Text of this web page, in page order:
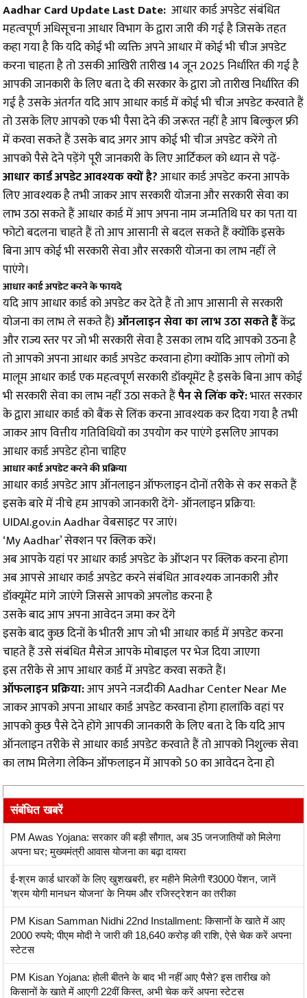
Aadhar Card Update Last Date: आधार कार्ड अपडेट संबंधित
महत्वपूर्ण अधिसूचना आधार विभाग के द्वारा जारी की गई है जिसके तहत
कहा गया है कि यदि कोई भी व्यक्ति अपने आधार में कोई भी चीज अपडेट
करना चाहता है तो उसकी आखिरी तारीख 14 जून 2025 निर्धारित की गई है
आपकी जानकारी के लिए बता दे की सरकार के द्वारा जो तारीख निर्धारित की
गई है उसके अंतर्गत यदि आप आधार कार्ड में कोई भी चीज अपडेट करवाते हैं
तो उसके लिए आपको एक भी पैसा देने की जरूरत नहीं है आप बिल्कुल फ्री
में करवा सकते हैं उसके बाद अगर आप कोई भी चीज अपडेट करेंगे तो
आपको पैसे देने पड़ेंगे पूरी जानकारी के लिए आर्टिकल को ध्यान से पढ़ें-
आधार कार्ड अपडेट आवश्यक क्यों है?आधार कार्ड अपडेट करना आपके
लिए आवश्यक है तभी जाकर आप सरकारी योजना और सरकारी सेवा का
लाभ उठा सकते हैं आधार कार्ड में आप अपना नाम जन्मतिथि घर का पता या
फोटो बदलना चाहते हैं तो आप आसानी से बदल सकते हैं क्योंकि इसके
बिना आप कोई भी सरकारी सेवा और सरकारी योजना का लाभ नहीं ले
पाएंगे।
आधार कार्ड अपडेट करने के फायदे
यदि आप आधार कार्ड को अपडेट कर देते हैं तो आप आसानी से सरकारी
योजना का लाभ ले सकते हैं}ऑनलाइन सेवा का लाभ उठा सकते हैंकेंद्र
और राज्य स्तर पर जो भी सरकारी सेवा है उसका लाभ यदि आपको उठना है
तो आपको अपना आधार कार्ड अपडेट करवाना होगा क्योंकि आप लोगों को
मालूम आधार कार्ड एक महत्वपूर्ण सरकारी डॉक्यूमेंट है इसके बिना आप कोई
भी सरकारी सेवा का लाभ नहीं उठा सकते हैंपैन से लिंक करें:भारत सरकार
के द्वारा आधार कार्ड को बैंक से लिंक करना आवश्यक कर दिया गया है तभी
जाकर आप वित्तीय गतिविधियों का उपयोग कर पाएंगे इसलिए आपका
आधार कार्ड अपडेट होना चाहिए
आधार कार्ड अपडेट करने की प्रक्रिया
आधार कार्ड अपडेट आप ऑनलाइन ऑफलाइन दोनों तरीके से कर सकते हैं
इसके बारे में नीचे हम आपको जानकारी देंगे- ऑनलाइन प्रक्रिया:
UIDAI.gov.in Aadhar वेबसाइट पर जाएं।
‘My Aadhar’ सेक्शन पर क्लिक करें।
अब आपके यहां पर आधार कार्ड अपडेट के ऑप्शन पर क्लिक करना होगा
अब आपसे आधार कार्ड अपडेट करने संबंधित आवश्यक जानकारी और
डॉक्यूमेंट मांगे जाएंगे जिससे आपको अपलोड करना है
उसके बाद आप अपना आवेदन जमा कर देंगे
इसके बाद कुछ दिनों के भीतरी आप जो भी आधार कार्ड में अपडेट करना
चाहते हैं उसे संबंधित मैसेज आपके मोबाइल पर भेज दिया जाएगा
इस तरीके से आप आधार कार्ड में अपडेट करवा सकते हैं।
ऑफलाइन प्रक्रिया:आप अपने नजदीकी Aadhar Center Near Me
जाकर आपको अपना आधार कार्ड अपडेट करवाना होगा हालांकि वहां पर
आपको कुछ पैसे देने होंगे आपकी जानकारी के लिए बता दे कि यदि आप
ऑनलाइन तरीके से आधार कार्ड अपडेट करवाते हैं तो आपको निशुल्क सेवा
का लाभ मिलेगा लेकिन ऑफलाइन में आपको ₹50 का आवेदन देना हो
संबंधित खबरें
PM Awas Yojana: सरकार की बड़ी सौगात, अब 35 जनजातियों को मिलेगा
अपना घर; मुख्यमंत्री आवास योजना का बढ़ा दायरा
ई-श्रम कार्ड धारकों के लिए खुशखबरी, हर महीने मिलेगी ₹3000 पेंशन, जानें
'श्रम योगी मानधन योजना' के नियम और रजिस्ट्रेशन का तरीका
PM Kisan Samman Nidhi 22nd Installment: किसानों के खाते में आए
2000 रुपये; पीएम मोदी ने जारी की 18,640 करोड़ की राशि, ऐसे चेक करें अपना
स्टेटस
PM Kisan Yojana: होली बीतने के बाद भी नहीं आए पैसे? इस तारीख को
किसानों के खाते में आएगी 22वीं किस्त, अभी चेक करें अपना स्टेटस